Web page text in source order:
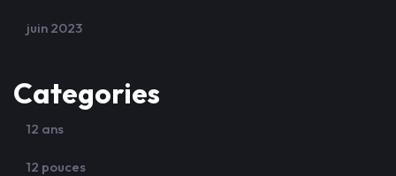
juin 2023
Categories
12 ans
12 pouces